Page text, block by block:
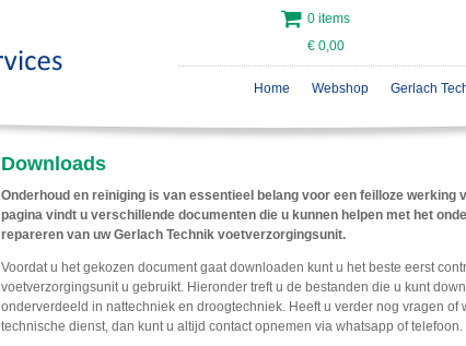
0 items
€ 0,00
Home Webshop Gerlach
Downloads
Onderhoud en reiniging is van essentieel belang voor een feilloze werking
pagina vindt u verschillende documenten die u kunnen helpen met het
repareren van uw Gerlach Technik voetverzorgingsunit.
Voordat u het gekozen document gaat downloaden kunt u het beste eerst
voetverzorgingsunitu gebruikt. Hieronder treft u de bestanden die u kunt
onderverdeeld in nattechniek en droogtechniek. Heeft u verder nog vragen of
technische dienst, dan kunt u altijd contact opnemen via whatsapp of telefoon.